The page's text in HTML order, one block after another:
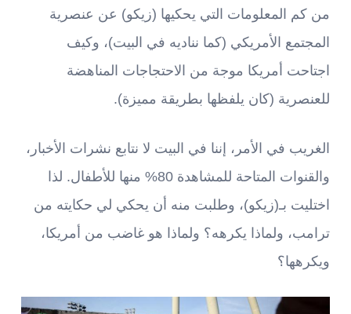
من كم المعلومات التي يحكيها (زيكو) عن عنصرية
المجتمع الأمريكي (كما نناديه في البيت)، وكيف
اجتاحت أمريكا موجة من الاحتجاجات المناهضة
للعنصرية (كان يلفظها بطريقة مميزة).
الغريب في الأمر، إننا في البيت لا نتابع نشرات الأخبار،
والقنوات المتاحة للمشاهدة 80% منها للأطفال. لذا
اختليت بـ(زيكو)، وطلبت منه أن يحكي لي حكايته من
ترامب، ولماذا يكرهه؟ ولماذا هو غاضب من أمريكا،
ويكرهها؟